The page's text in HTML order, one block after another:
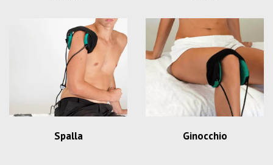
Spalla Ginocchio